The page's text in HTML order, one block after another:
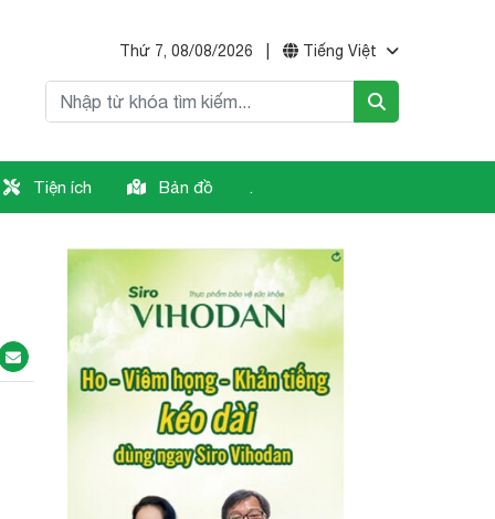
Thứ 7, 08/08/2026 Tiếng Việt
Tiện ích Bản đồ .